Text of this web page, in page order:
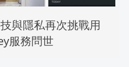
與隱私再次挑戰用
服務問世